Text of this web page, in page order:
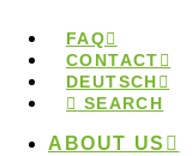
FAQ
CONTACT
DEUTSCH
SEARCH
ABOUT US
Am 03. November
in Berlin eine
Thema
Verantwortung &